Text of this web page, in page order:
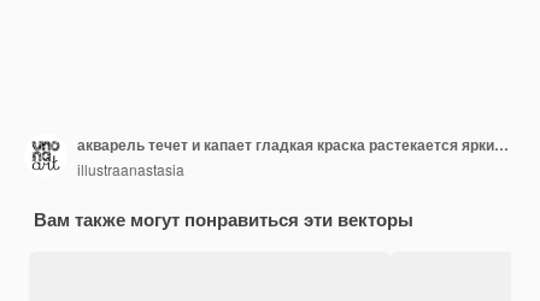
акварель течет и капает гладкая краска растекается яркий изумрудный нейтральный фон
illustraanastasia
Вам также могут понравиться эти векторы